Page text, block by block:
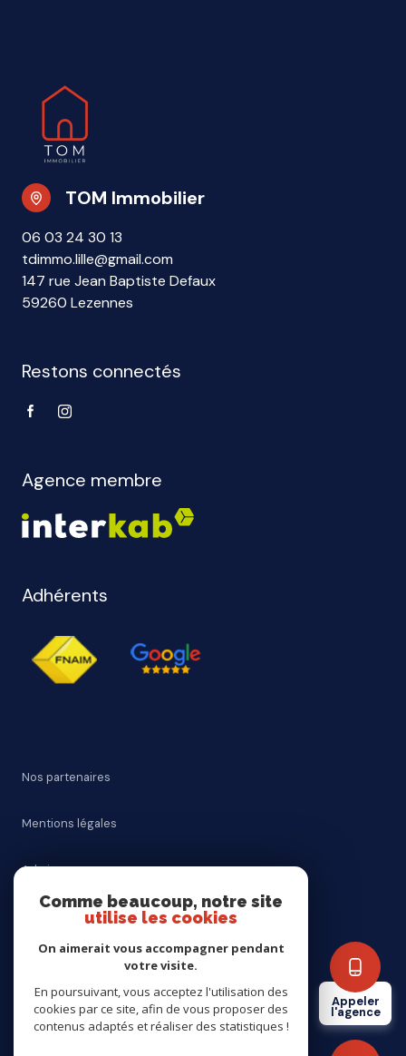
Appeler
l'agence
TOM Immobilier
06 03 24 30 13
tdimmo.lille@gmail.com
147 rue Jean Baptiste Defaux
59260 Lezennes
Restons connectés
Agence membre
Adhérents
Nos partenaires
Mentions légales
Admin
Nos honoraires
Cookies
Comme beaucoup, notre site
utilise les cookies
On aimerait vous accompagner pendant
votre visite.
En poursuivant, vous acceptez l'utilisation des
cookies par ce site, afin de vous proposer des
contenus adaptés et réaliser des statistiques !